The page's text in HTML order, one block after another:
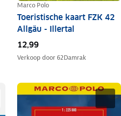
Marco Polo
Toeristische kaart FZK 42
Allgäu - Illertal
12,99
Verkoop door 62Damrak